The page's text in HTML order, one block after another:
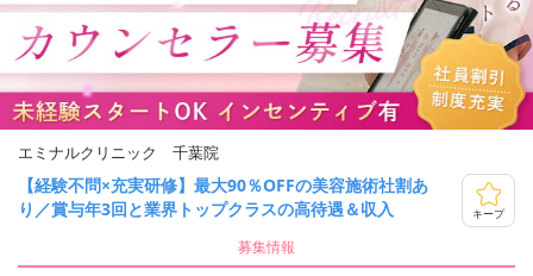
エミナルクリニック 千葉院
【経験不問×充実研修】最大90％OFFの美容施術社割あ
り／賞与年3回と業界トップクラスの高待遇＆収入
キープ
募集情報